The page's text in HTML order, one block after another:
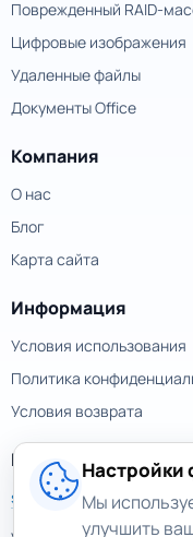
Поврежденный RAID-
Цифровые изображения
Удаленные файлы
Документы Office
Компания
О нас
Блог
Карта сайта
Информация
Условия использования
Политика
Условия возврата
КонтактыНастройки
Мы
улучшить